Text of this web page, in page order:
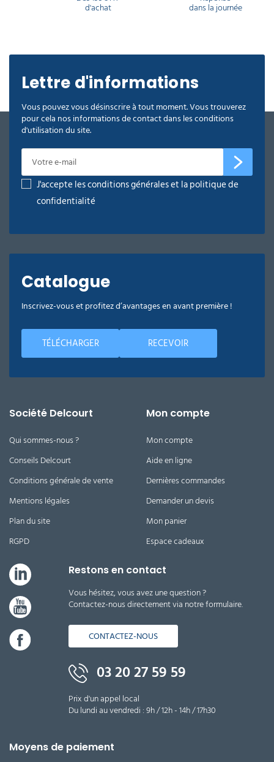
d'achat dans la journée
Lettre d'informations
Vous pouvez vous désinscrire à tout moment. Vous trouverez
pour cela nos informations de contact dans les conditions
d'utilisation du site.
J'accepte les conditions générales et la politique de
confidentialité
Catalogue
Inscrivez-vous et profitez d’avantages en avant première !
TÉLÉCHARGER RECEVOIR
Société Delcourt
Qui sommes-nous ?
Conseils Delcourt
Conditions générale de vente
Mentions légales
Plan du site
RGPD
Mon compte
Mon compte
Aide en ligne
Dernières commandes
Demander un devis
Mon panier
Espace cadeaux
Restons en contact
Vous hésitez, vous avez une question ?
Contactez-nous directement via notre formulaire.
CONTACTEZ-NOUS
03 20 27 59 59
Prix d'un appel local
Du lundi au vendredi : 9h / 12h - 14h / 17h30
Moyens de paiement